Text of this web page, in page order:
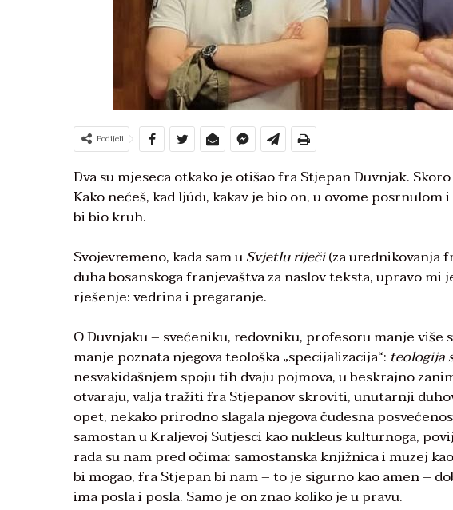
Podijeli
Dva su mjeseca otkako je otišao fra Stjepan Duvnjak.
Kako nećeš, kad ljúdī, kakav je bio on, u ovome
bi bio kruh.
Svojevremeno, kada sam uSvjetlu riječi(za urednikovanja
duha bosanskoga franjevaštva za naslov teksta, upravo
rješenje: vedrina i pregaranje.
O Duvnjaku – svećeniku, redovniku, profesoru manje više
manje poznata njegova teološka „specijalizacija“: teologija
nesvakidašnjem spoju tih dvaju pojmova, u beskrajno
otvaraju, valja tražiti fra Stjepanov skroviti, unutarnji
opet, nekako prirodno slagala njegova čudesna
samostan u Kraljevoj Sutjesci kao nukleus kulturnoga,
rada su nam pred očima: samostanska knjižnica i muzej
bi mogao, fra Stjepan bi nam – to je sigurno kao amen –
ima posla i posla. Samo je on znao koliko je u pravu.